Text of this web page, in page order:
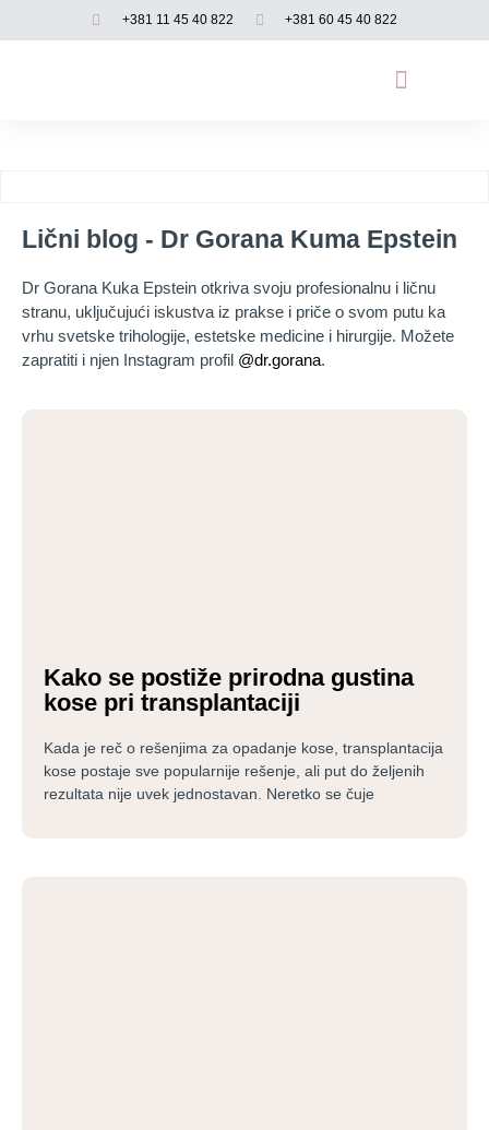
+381 11 45 40 822 +381 60 45 40 822
Lični blog - Dr Gorana Kuma Epstein
Dr Gorana Kuka Epstein otkriva svoju profesionalnu i ličnu
stranu, uključujući iskustva iz prakse i priče o svom putu ka
vrhu svetske trihologije, estetske medicine i hirurgije. Možete
zapratiti i njen Instagram profil @dr.gorana.
Kako se postiže prirodna gustina
kose pri transplantaciji
Kada je reč o rešenjima za opadanje kose, transplantacija
kose postaje sve popularnije rešenje, ali put do željenih
rezultata nije uvek jednostavan. Neretko se čuje